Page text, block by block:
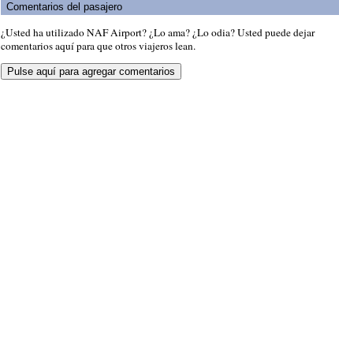
Comentarios del pasajero
¿Usted ha utilizado NAF Airport? ¿Lo ama? ¿Lo odia? Usted puede dejar
comentarios aquí para que otros viajeros lean.